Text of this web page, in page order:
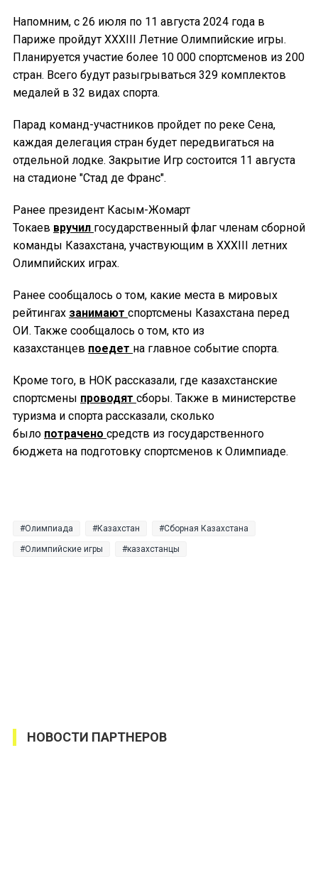
Напомним, с 26 июля по 11 августа 2024 года в
Париже пройдут XXXIII Летние Олимпийские игры.
Планируется участие более 10 000 спортсменов из 200
стран. Всего будут разыгрываться 329 комплектов
медалей в 32 видах спорта.
Парад команд-участников пройдет по реке Сена,
каждая делегация стран будет передвигаться на
отдельной лодке. Закрытие Игр состоится 11 августа
на стадионе "Стад де Франс".
Ранее президент Касым-Жомарт
Токаев вручил государственный флаг членам сборной
команды Казахстана, участвующим в ХХХІІІ летних
Олимпийских играх.
Ранее сообщалось о том, какие места в мировых
рейтингах занимают спортсмены Казахстана перед
ОИ. Также сообщалось о том, кто из
казахстанцев поедет на главное событие спорта.
Кроме того, в НОК рассказали, где казахстанские
спортсмены проводят сборы. Также в министерстве
туризма и спорта рассказали, сколько
было потрачено средств из государственного
бюджета на подготовку спортсменов к Олимпиаде.
Олимпиада Казахстан Сборная Казахстана
Олимпийские игры казахстанцы
НОВОСТИ ПАРТНЕРОВ